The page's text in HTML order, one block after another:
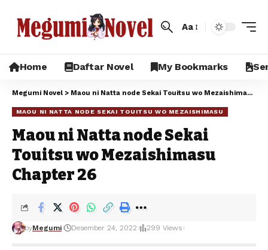
Aa
Home Daftar Novel My Bookmarks
Megumi Novel > Maou ni Natta node Sekai Touitsu wo Mezaishimasu
MAOU NI NATTA NODE SEKAI TOUITSU WO MEZAISHIMASU
Maou ni Natta node Sekai
Touitsu wo Mezaishimasu
Chapter 26
byMegumi Desember 24, 2022 299 Views